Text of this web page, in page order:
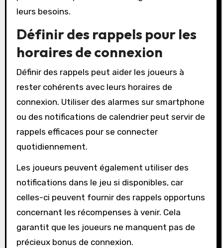
leurs besoins.
Définir des rappels pour les
horaires de connexion
Définir des rappels peut aider les joueurs à
rester cohérents avec leurs horaires de
connexion. Utiliser des alarmes sur smartphone
ou des notifications de calendrier peut servir de
rappels efficaces pour se connecter
quotidiennement.
Les joueurs peuvent également utiliser des
notifications dans le jeu si disponibles, car
celles-ci peuvent fournir des rappels opportuns
concernant les récompenses à venir. Cela
garantit que les joueurs ne manquent pas de
précieux bonus de connexion.